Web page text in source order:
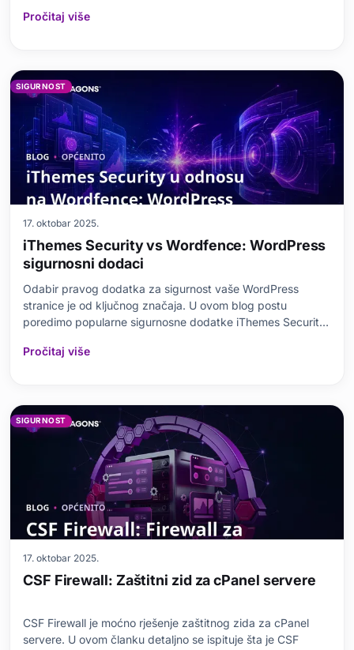
opisuje osnovne karakteristike koje SiteLock nudi i
Pročitaj više
SIGURNOST
17. oktobar 2025.
iThemes Security vs Wordfence: WordPress
sigurnosni dodaci
Odabir pravog dodatka za sigurnost vaše WordPress
stranice je od ključnog značaja. U ovom blog postu
poredimo popularne sigurnosne dodatke iThemes Security i
dodataka, a zatim ispitujemo osnovne karakteristike oba
Pročitaj više
SIGURNOST
17. oktobar 2025.
CSF Firewall: Zaštitni zid za cPanel servere
CSF Firewall je moćno rješenje zaštitnog zida za cPanel
servere. U ovom članku detaljno se ispituje šta je CSF